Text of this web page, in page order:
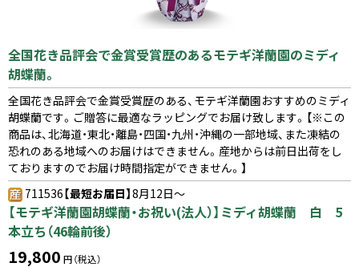
全国花き品評会で金賞受賞歴のあるモテギ洋蘭園のミディ
胡蝶蘭。
全国花き品評会で金賞受賞歴のある、モテギ洋蘭園おすすめのミディ
胡蝶蘭です。ご贈答に最適なラッピングでお届け致します。【※この
商品は、北海道・東北・離島・四国・九州・沖縄の一部地域、また凍結の
恐れのある地域へのお届けはできません。産地からは前日出荷をし
ておりますのでお届け時間指定ができません。】
711536【最短お届日】8月12日～
【モテギ洋蘭園胡蝶蘭・お祝い(法人）】ミディ胡蝶蘭 白 5
本立ち（46輪前後）
19,800 円（税込）